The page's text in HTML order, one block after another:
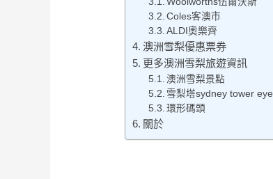
Coles客澳市
ALDI奧樂齊
澳洲雪梨優惠票券
更多澳洲雪梨旅遊資訊
澳洲雪梨景點
雪梨塔sydney tower eye
環形碼頭
關於